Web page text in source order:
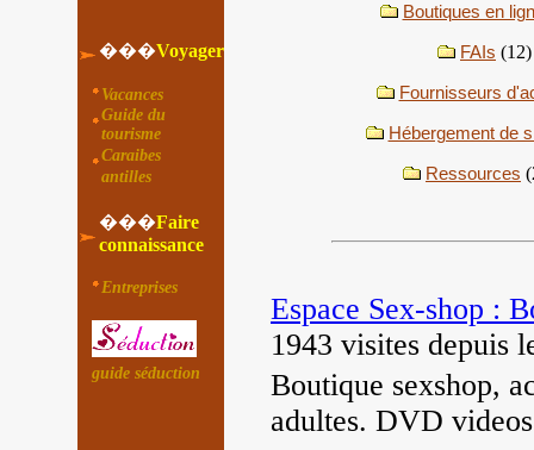
���Voyager
Vacances
Guide du
tourisme
Caraibes
antilles
���Faire
connaissance
Entreprises
guide séduction
Boutiques en
FAIs (12)
Fournisseurs
Hébergement de
Ressources
Espace Sex-shop :
1943 visites depuis
Boutique sexshop,
adultes. DVD